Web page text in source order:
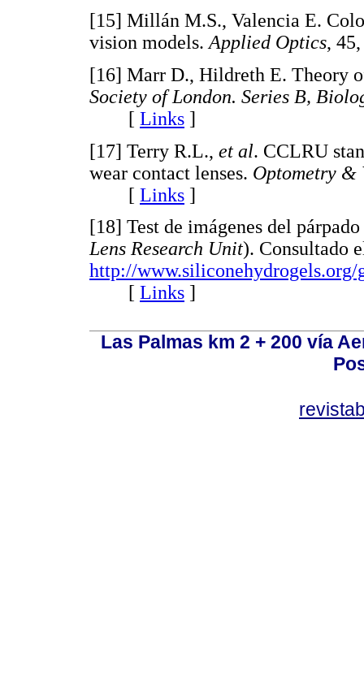
[15] Millán M.S., Valencia E.
vision models.Applied Optics,
[16] Marr D., Hildreth E. Theory
Society of London. Series B,
[ Links ]
[17] Terry R.L., et al. CCLRU
wear contact lenses. Optometry &
[ Links ]
[18] Test de imágenes del
Lens Research Unit). Consultado
http://
[ Links ]
Las Palmas km 2 + 200 vía